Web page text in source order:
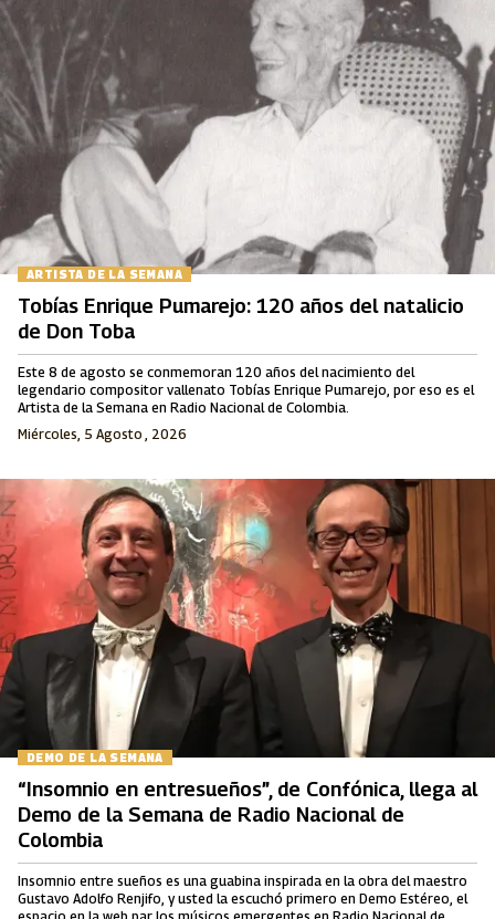
ARTISTA DE LA SEMANA
Tobías Enrique Pumarejo: 120 años del natalicio
de Don Toba
Este 8 de agosto se conmemoran 120 años del nacimiento del
legendario compositor vallenato Tobías Enrique Pumarejo, por eso es el
Artista de la Semana en Radio Nacional de Colombia.
Miércoles, 5 Agosto , 2026
DEMO DE LA SEMANA
“Insomnio en entresueños”, de Confónica, llega al
Demo de la Semana de Radio Nacional de
Colombia
Insomnio entre sueños es una guabina inspirada en la obra del maestro
Gustavo Adolfo Renjifo, y usted la escuchó primero en Demo Estéreo, el